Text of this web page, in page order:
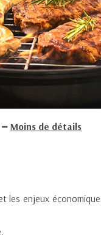
Moins de détails
les enjeux